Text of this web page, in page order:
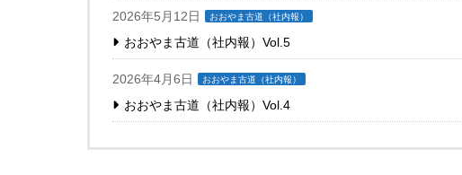
2026年5月12日 おおやま古道（社内報）
おおやま古道（社内報）Vol.5
2026年4月6日 おおやま古道（社内報）
おおやま古道（社内報）Vol.4